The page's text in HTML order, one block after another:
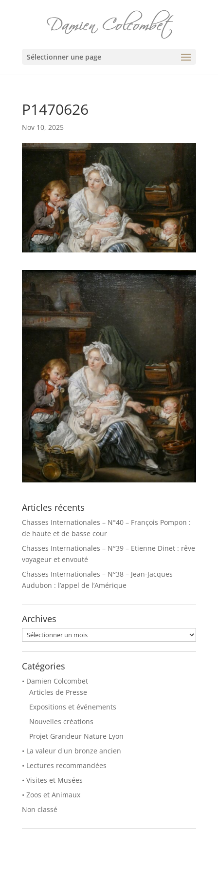
Sélectionner une page
P1470626
Nov 10, 2025
Articles récents
Chasses Internationales – N°40 – François Pompon :
de haute et de basse cour
Chasses Internationales – N°39 – Etienne Dinet : rêve
voyageur et envouté
Chasses Internationales – N°38 – Jean-Jacques
Audubon : l’appel de l’Amérique
Archives
Archives
Catégories
• Damien Colcombet
Articles de Presse
Expositions et événements
Nouvelles créations
Projet Grandeur Nature Lyon
• La valeur d'un bronze ancien
• Lectures recommandées
• Visites et Musées
• Zoos et Animaux
Non classé